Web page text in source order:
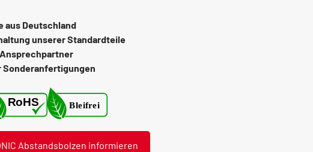
aus Deutschland
unserer Standardteile
Sonderanfertigungen
Abstandsbolzen informieren